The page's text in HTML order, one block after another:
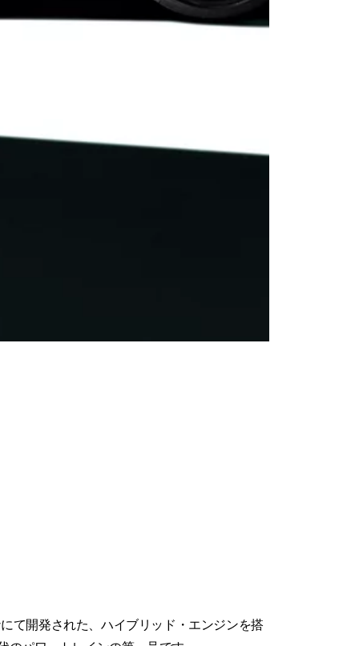
て開発された、ハイブリッド・エンジンを搭